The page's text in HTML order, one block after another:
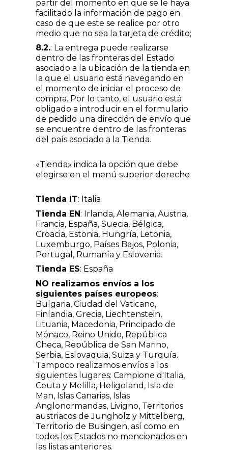
partir del momento en que se le haya
facilitado la información de pago en
caso de que este se realice por otro
medio que no sea la tarjeta de crédito;
8.2.: La entrega puede realizarse
dentro de las fronteras del Estado
asociado a la ubicación de la tienda en
la que el usuario está navegando en
el momento de iniciar el proceso de
compra. Por lo tanto, el usuario está
obligado a introducir en el formulario
de pedido una dirección de envío que
se encuentre dentro de las fronteras
del país asociado a la Tienda.
«Tienda» indica la opción que debe
elegirse en el menú superior derecho
Tienda IT: Italia
Tienda EN: Irlanda, Alemania, Austria,
Francia, España, Suecia, Bélgica,
Croacia, Estonia, Hungría, Letonia,
Luxemburgo, Países Bajos, Polonia,
Portugal, Rumanía y Eslovenia.
Tienda ES: España
NO realizamos envíos a los
siguientes países europeos:
Bulgaria, Ciudad del Vaticano,
Finlandia, Grecia, Liechtenstein,
Lituania, Macedonia, Principado de
Mónaco, Reino Unido, República
Checa, República de San Marino,
Serbia, Eslovaquia, Suiza y Turquía.
Tampoco realizamos envíos a los
siguientes lugares: Campione d'Italia,
Ceuta y Melilla, Heligoland, Isla de
Man, Islas Canarias, Islas
Anglonormandas, Livigno, Territorios
austriacos de Jungholz y Mittelberg,
Territorio de Busingen, así como en
todos los Estados no mencionados en
las listas anteriores.